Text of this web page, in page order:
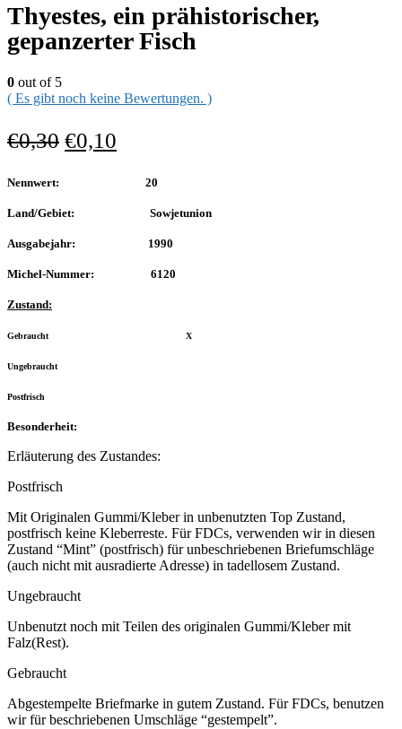
Thyestes, ein prähistorischer,
gepanzerter Fisch
0 out of 5
( Es gibt noch keine Bewertungen. )
€0,30 €0,10
Nennwert: 20
Land/Gebiet: Sowjetunion
Ausgabejahr: 1990
Michel-Nummer: 6120
Zustand:
Gebraucht X
Ungebraucht
Postfrisch
Besonderheit:
Erläuterung des Zustandes:
Postfrisch
Mit Originalen Gummi/Kleber in unbenutzten Top Zustand,
postfrisch keine Kleberreste. Für FDCs, verwenden wir in diesen
Zustand “Mint” (postfrisch) für unbeschriebenen Briefumschläge
(auch nicht mit ausradierte Adresse) in tadellosem Zustand.
Ungebraucht
Unbenutzt noch mit Teilen des originalen Gummi/Kleber mit
Falz(Rest).
Gebraucht
Abgestempelte Briefmarke in gutem Zustand. Für FDCs, benutzen
wir für beschriebenen Umschläge “gestempelt”.